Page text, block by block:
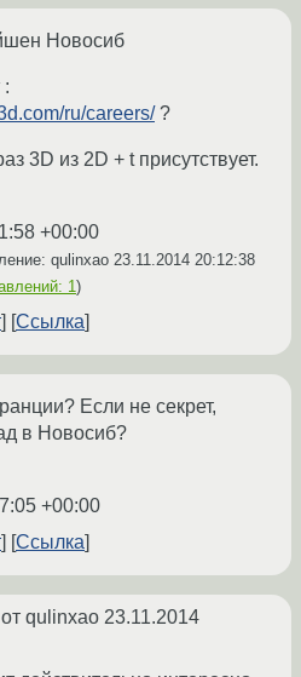
Новосиб
:
ru/careers/?
3D из 2D + t присутствует.
+00:00
qulinxao 23.11.2014 20:12:38
1)
Ссылка
Если не секрет,
в Новосиб?
+00:00
Ссылка
от qulinxao 23.11.2014